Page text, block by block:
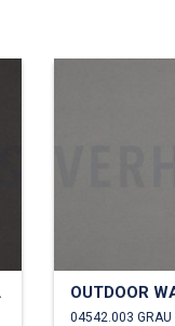
04542.003 GRAU